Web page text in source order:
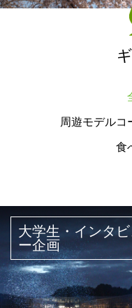
周遊モデルコ
食
大学生・インタ
ー企画